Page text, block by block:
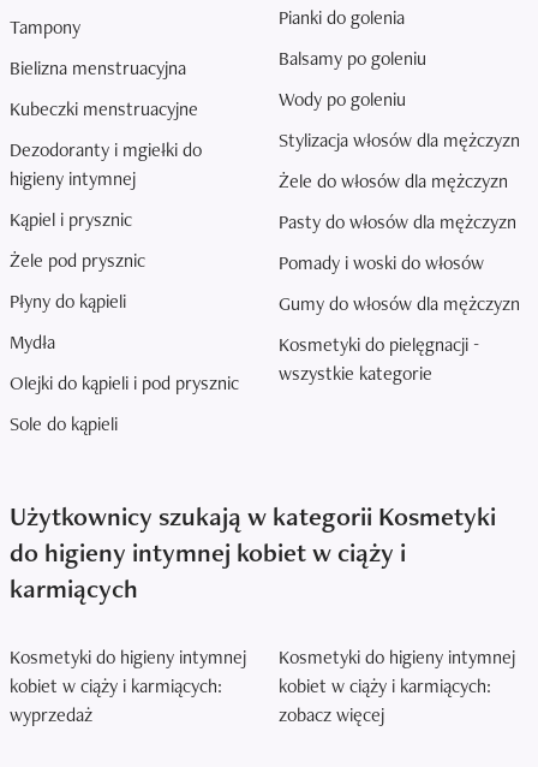
Tampony
Bielizna menstruacyjna
Kubeczki menstruacyjne
Dezodoranty i mgiełki do
higieny intymnej
Kąpiel i prysznic
Żele pod prysznic
Płyny do kąpieli
Mydła
Olejki do kąpieli i pod prysznic
Sole do kąpieli
Pianki do golenia
Balsamy po goleniu
Wody po goleniu
Stylizacja włosów dla mężczyzn
Żele do włosów dla mężczyzn
Pasty do włosów dla mężczyzn
Pomady i woski do włosów
Gumy do włosów dla mężczyzn
Kosmetyki do pielęgnacji -
wszystkie kategorie
Użytkownicy szukają w kategorii Kosmetyki
do higieny intymnej kobiet w ciąży i
karmiących
Kosmetyki do higieny intymnej
kobiet w ciąży i karmiących:
wyprzedaż
Kosmetyki do higieny intymnej
kobiet w ciąży i karmiących:
zobacz więcej